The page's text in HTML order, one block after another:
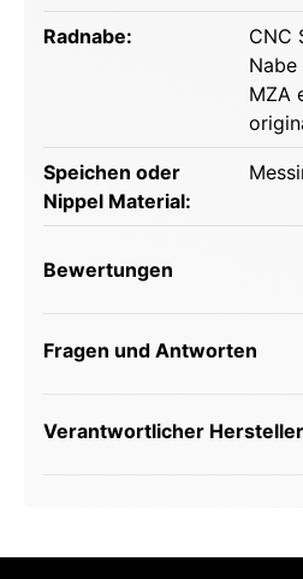
Radnabe: CNC
MZA
Speichen oder
Nippel Material:
Bewertungen
Fragen und Antworten
Verantwortlicher Hersteller